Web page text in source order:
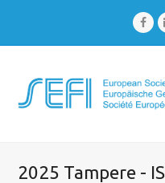
2025 Tampere -